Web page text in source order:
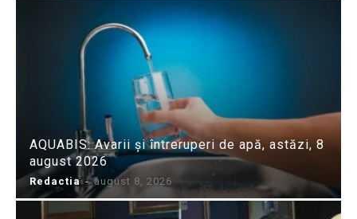
AQUABIS: Avarii și întreruperi de apă, astăzi, 8
august 2026
Redactia - august 8, 2026